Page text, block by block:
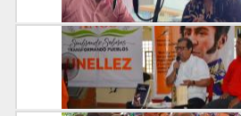
Profesor Adán Chávez: Vamos a rescatar a Barina...
CENTRAL